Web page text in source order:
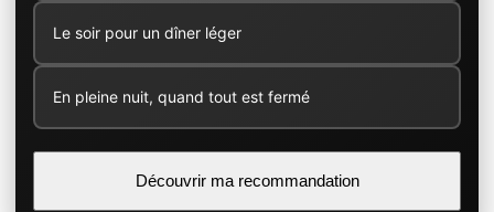
Le soir pour un dîner léger
En pleine nuit, quand tout est fermé
Découvrir ma recommandation